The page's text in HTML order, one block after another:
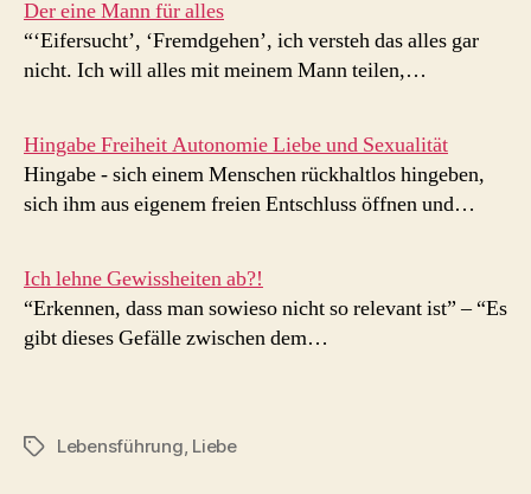
Der eine Mann für alles
“‘Eifersucht’, ‘Fremdgehen’, ich versteh das alles gar
nicht. Ich will alles mit meinem Mann teilen,…
Hingabe Freiheit Autonomie Liebe und Sexualität
Hingabe - sich einem Menschen rückhaltlos hingeben,
sich ihm aus eigenem freien Entschluss öffnen und…
Ich lehne Gewissheiten ab?!
“Erkennen, dass man sowieso nicht so relevant ist” – “Es
gibt dieses Gefälle zwischen dem…
Schlagwörter
Lebensführung, Liebe